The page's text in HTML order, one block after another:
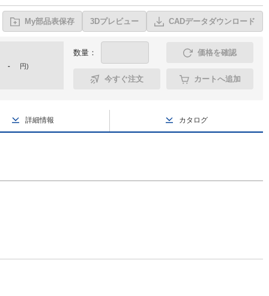
My部品表保存 3Dプレビュー CADデータダウンロード
- 円)
数量： 価格を確認
今すぐ注文 カートへ追加
詳細情報 カタログ